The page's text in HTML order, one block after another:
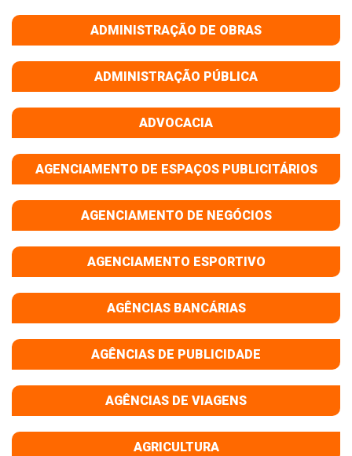
ADMINISTRAÇÃO DE OBRAS
ADMINISTRAÇÃO PÚBLICA
ADVOCACIA
AGENCIAMENTO DE ESPAÇOS PUBLICITÁRIOS
AGENCIAMENTO DE NEGÓCIOS
AGENCIAMENTO ESPORTIVO
AGÊNCIAS BANCÁRIAS
AGÊNCIAS DE PUBLICIDADE
AGÊNCIAS DE VIAGENS
AGRICULTURA